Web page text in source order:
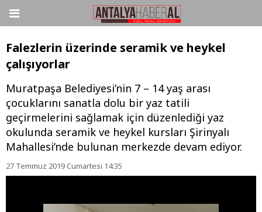
Falezlerin üzerinde seramik ve heykel
çalışıyorlar
Muratpaşa Belediyesi’nin 7 – 14 yaş arası
çocuklarını sanatla dolu bir yaz tatili
geçirmelerini sağlamak için düzenlediği yaz
okulunda seramik ve heykel kursları Şirinyalı
Mahallesi’nde bulunan merkezde devam ediyor.
27 Temmuz 2019 Cumartesi 14:35